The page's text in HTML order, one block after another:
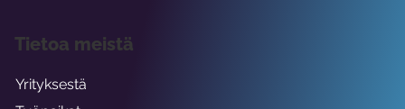
Tietoa meistä
Yrityksestä